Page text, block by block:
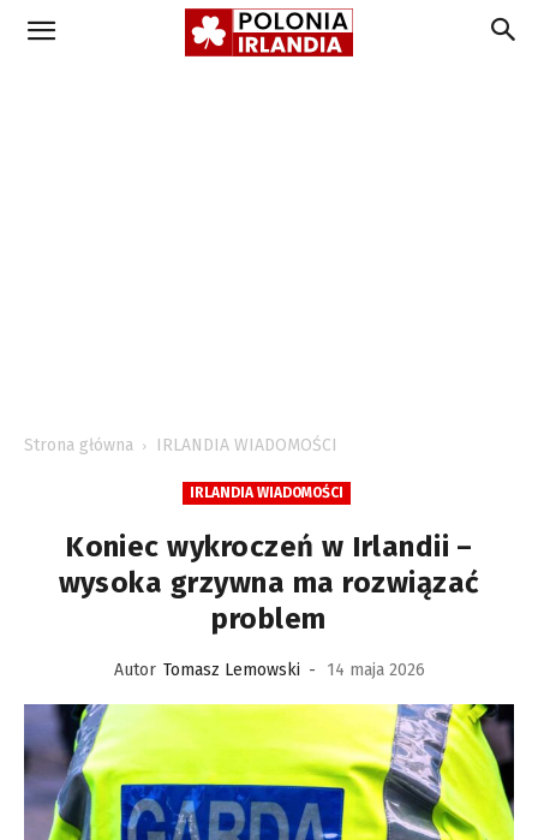
Strona główna IRLANDIA WIADOMOŚCI
IRLANDIA WIADOMOŚCI
Koniec wykroczeń w Irlandii –
wysoka grzywna ma rozwiązać
problem
Autor Tomasz Lemowski - 14 maja 2026